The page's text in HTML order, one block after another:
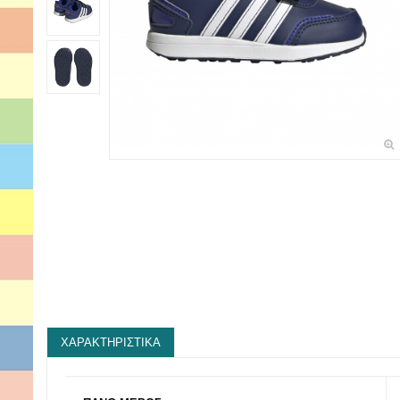
ΧΑΡΑΚΤΗΡΙΣΤΙΚΆ